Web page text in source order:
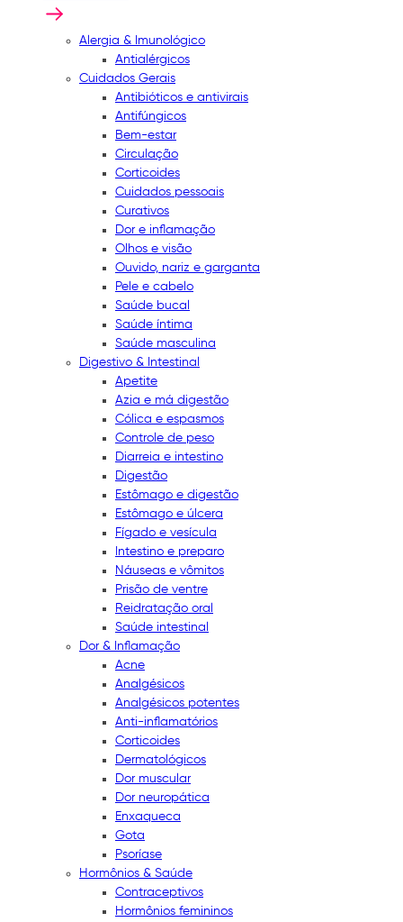
Alergia & Imunológico
Antialérgicos
Cuidados Gerais
Antibióticos e antivirais
Antifúngicos
Bem-estar
Circulação
Corticoides
Cuidados pessoais
Curativos
Dor e inflamação
Olhos e visão
Ouvido, nariz e garganta
Pele e cabelo
Saúde bucal
Saúde íntima
Saúde masculina
Digestivo & Intestinal
Apetite
Azia e má digestão
Cólica e espasmos
Controle de peso
Diarreia e intestino
Digestão
Estômago e digestão
Estômago e úlcera
Fígado e vesícula
Intestino e preparo
Náuseas e vômitos
Prisão de ventre
Reidratação oral
Saúde intestinal
Dor & Inflamação
Acne
Analgésicos
Analgésicos potentes
Anti-inflamatórios
Corticoides
Dermatológicos
Dor muscular
Dor neuropática
Enxaqueca
Gota
Psoríase
Hormônios & Saúde
Contraceptivos
Hormônios femininos